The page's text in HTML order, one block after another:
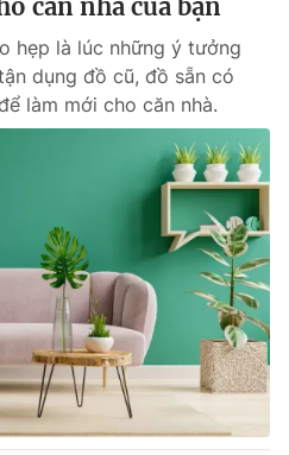
căn nhà của bạn
hẹp là lúc những ý tưởng
dụng đồ cũ, đồ sẵn có
làm mới cho căn nhà.